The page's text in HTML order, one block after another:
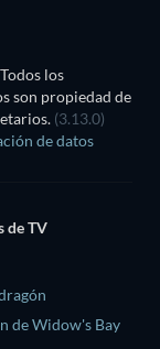
los
son propiedad de
(3.13.0)
de datos
de TV
de Widow's Bay